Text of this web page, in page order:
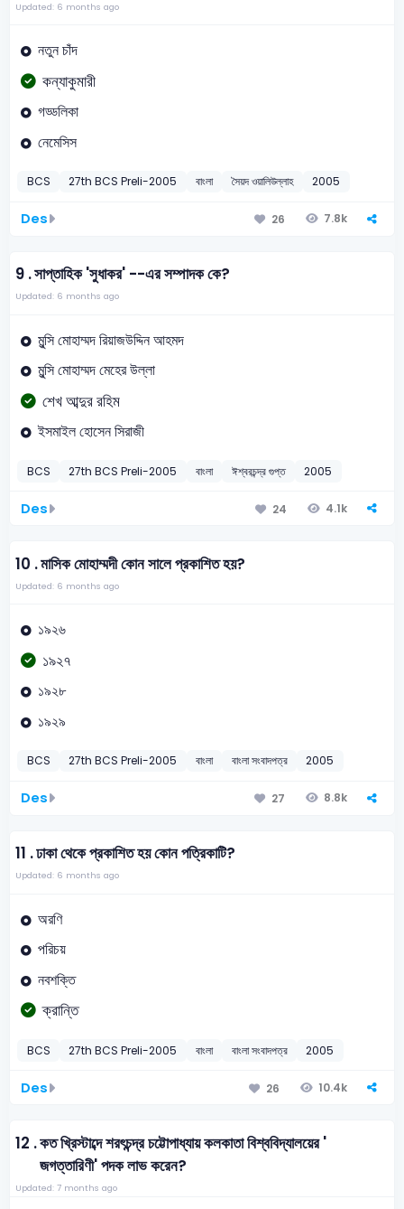
Updated: 6 months ago
নতুন চাঁদ
কন্যাকুমারী
গড্ডলিকা
নেমেসিস
BCS 27th BCS Preli-2005 বাংলা সৈয়দ ওয়ালিউল্লাহ 2005
Des 26 7.8k
9 .সাপ্তাহিক 'সুধাকর' --এর সম্পাদক কে?
Updated: 6 months ago
মুন্সি মোহাম্মদ রিয়াজউদ্দিন আহমদ
মুন্সি মোহাম্মদ মেহের উল্লা
শেখ আব্দুর রহিম
ইসমাইল হোসেন সিরাজী
BCS 27th BCS Preli-2005 বাংলা ঈশ্বরচন্দ্র গুপ্ত 2005
Des 24 4.1k
10 .মাসিক মোহাম্মদী কোন সালে প্রকাশিত হয়?
Updated: 6 months ago
১৯২৬
১৯২৭
১৯২৮
১৯২৯
BCS 27th BCS Preli-2005 বাংলা বাংলা সংবাদপত্র 2005
Des 27 8.8k
11 .ঢাকা থেকে প্রকাশিত হয় কোন পত্রিকাটি?
Updated: 6 months ago
অরণি
পরিচয়
নবশক্তি
ক্রান্তি
BCS 27th BCS Preli-2005 বাংলা বাংলা সংবাদপত্র 2005
Des 26 10.4k
12 .কত খ্রিস্টাব্দে শরৎচন্দ্র চট্টোপাধ্যায় কলকাতা বিশ্ববিদ্যালয়ের '
জগত্তারিণী' পদক লাভ করেন?
Updated: 7 months ago